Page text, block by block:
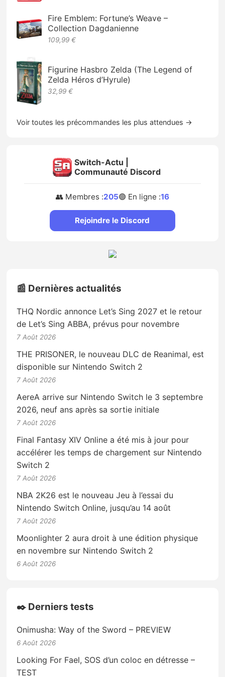
Fire Emblem: Fortune’s Weave –
Collection Dagdanienne
109,99 €
Figurine Hasbro Zelda (The Legend of
Zelda Héros d’Hyrule)
32,99 €
Voir toutes les précommandes les plus attendues →
Switch-Actu |
Communauté Discord
👥 Membres :205🟢 En ligne :16
Rejoindre le Discord
📰 Dernières actualités
THQ Nordic annonce Let’s Sing 2027 et le retour
de Let’s Sing ABBA, prévus pour novembre
7 Août 2026
THE PRISONER, le nouveau DLC de Reanimal, est
disponible sur Nintendo Switch 2
7 Août 2026
AereA arrive sur Nintendo Switch le 3 septembre
2026, neuf ans après sa sortie initiale
7 Août 2026
Final Fantasy XIV Online a été mis à jour pour
accélérer les temps de chargement sur Nintendo
Switch 2
7 Août 2026
NBA 2K26 est le nouveau Jeu à l’essai du
Nintendo Switch Online, jusqu’au 14 août
7 Août 2026
Moonlighter 2 aura droit à une édition physique
en novembre sur Nintendo Switch 2
6 Août 2026
✒️ Derniers tests
Onimusha: Way of the Sword – PREVIEW
6 Août 2026
Looking For Fael, SOS d’un coloc en détresse –
TEST